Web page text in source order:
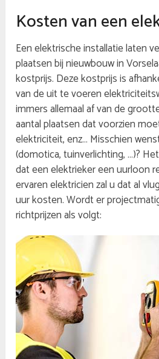
Kosten van een
Een elektrische installatie laten
plaatsen bij nieuwbouw in
kostprijs. Deze kostprijs is
van de uit te voeren
immers allemaal af van de
aantal plaatsen dat voorzien
elektriciteit, enz… Misschien
(domotica, tuinverlichting, …)?
dat een elektrieker een uurloon
ervaren elektricien zal u dat al
uur kosten. Wordt er
richtprijzen als volgt: